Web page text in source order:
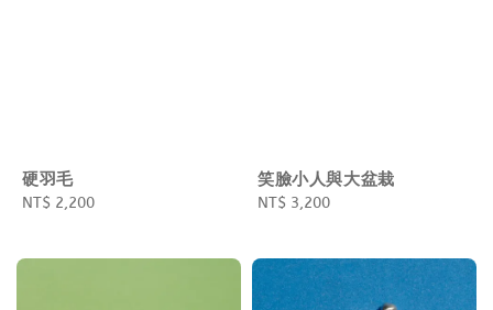
硬羽毛
Regular
NT$ 2,200
笑臉小人與大盆栽
Regular
NT$ 3,200